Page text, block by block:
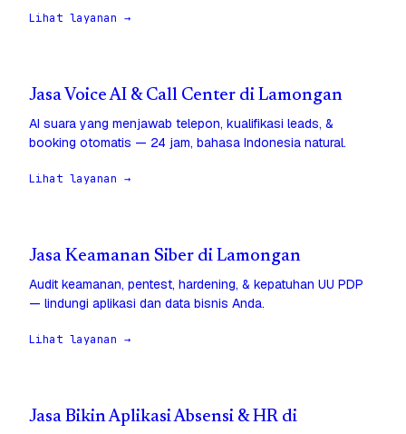
Lihat layanan →
Jasa Voice AI & Call Center di Lamongan
AI suara yang menjawab telepon, kualifikasi leads, &
booking otomatis — 24 jam, bahasa Indonesia natural.
Lihat layanan →
Jasa Keamanan Siber di Lamongan
Audit keamanan, pentest, hardening, & kepatuhan UU PDP
— lindungi aplikasi dan data bisnis Anda.
Lihat layanan →
Jasa Bikin Aplikasi Absensi & HR di